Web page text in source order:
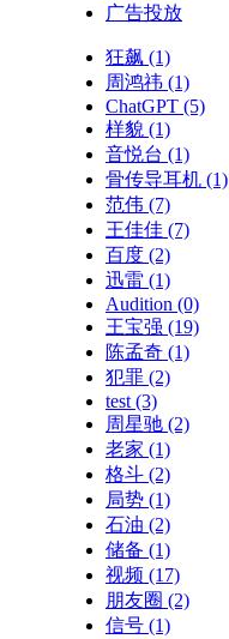
广告投放
狂飙 (1)
周鸿祎 (1)
ChatGPT (5)
样貌 (1)
音悦台 (1)
骨传导耳机 (1)
范伟 (7)
王佳佳 (7)
百度 (2)
迅雷 (1)
Audition (0)
王宝强 (19)
陈孟奇 (1)
犯罪 (2)
test (3)
周星驰 (2)
老家 (1)
格斗 (2)
局势 (1)
石油 (2)
储备 (1)
视频 (17)
朋友圈 (2)
信号 (1)